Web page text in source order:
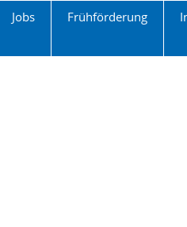
Jobs Frühförderung